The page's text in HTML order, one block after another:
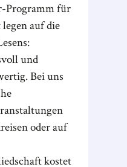
Programm für
auf die
und
Bei uns
oder auf
kostet